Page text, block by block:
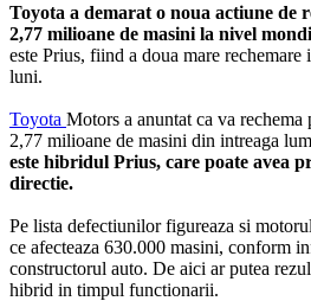
Toyota a demarat o noua actiune de
2,77 milioane de masini la nivel
este Prius, fiind a doua mare
luni.
Toyota Motors a anuntat ca va
2,77 milioane de masini din intreaga
este hibridul Prius, care poate avea
directie.
Pe lista defectiunilor figureaza si
ce afecteaza 630.000 masini, conform
constructorul auto. De aici ar putea
hibrid in timpul functionarii.